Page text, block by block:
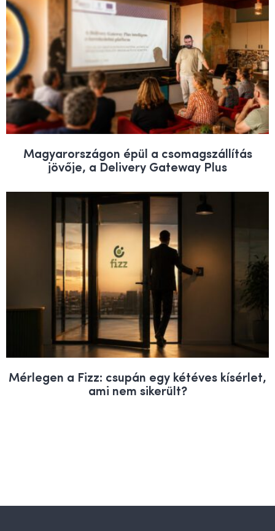
Magyarországon épül a csomagszállítás
jövője, a Delivery Gateway Plus
Mérlegen a Fizz: csupán egy kétéves kísérlet,
ami nem sikerült?